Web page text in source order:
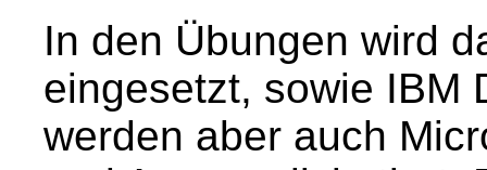
In den Übungen wird
eingesetzt, sowie IBM
werden aber auch